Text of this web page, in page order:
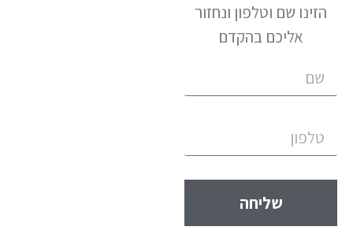
הזינו שם וטלפון ונחזור
אליכם בהקדם
שליחה